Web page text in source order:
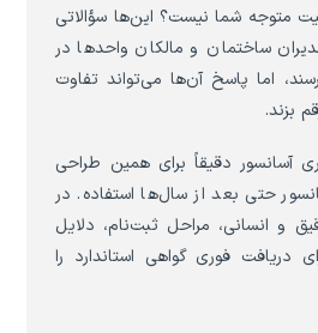
متوجه شما نیست؟ این‌ها سؤالاتی
ساختمان و مالکان واحدها در
اما پاسخ آن‌ها می‌تواند تفاوت
بزند.
آسانسور دقیقاً برای همین طراحی
حتی بعد از سال‌ها استفاده. در
و انسانی، مراحل ثبت‌نام، دلایل
دریافت فوری گواهی استاندارد را